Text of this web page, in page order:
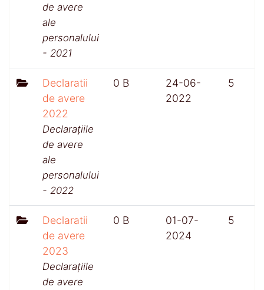
de avere
ale
personalului
- 2021
Declaratii
de avere
2022
Declarațiile
de avere
ale
personalului
- 2022
0 B
24-06-
2022
5
Declaratii
de avere
2023
Declarațiile
de avere
0 B
01-07-
2024
5